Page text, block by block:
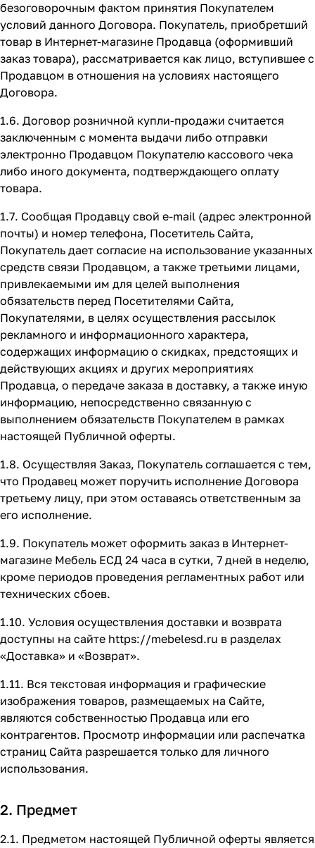
безоговорочным фактом принятия Покупателем
условий данного Договора. Покупатель, приобретший
товар в Интернет-магазине Продавца (оформивший
заказ товара), рассматривается как лицо, вступившее с
Продавцом в отношения на условиях настоящего
Договора.
1.6. Договор розничной купли-продажи считается
заключенным с момента выдачи либо отправки
электронно Продавцом Покупателю кассового чека
либо иного документа, подтверждающего оплату
товара.
1.7. Сообщая Продавцу свой e-mail (адрес электронной
почты) и номер телефона, Посетитель Сайта,
Покупатель дает согласие на использование указанных
средств связи Продавцом, а также третьими лицами,
привлекаемыми им для целей выполнения
обязательств перед Посетителями Сайта,
Покупателями, в целях осуществления рассылок
рекламного и информационного характера,
содержащих информацию о скидках, предстоящих и
действующих акциях и других мероприятиях
Продавца, о передаче заказа в доставку, а также иную
информацию, непосредственно связанную с
выполнением обязательств Покупателем в рамках
настоящей Публичной оферты.
1.8. Осуществляя Заказ, Покупатель соглашается с тем,
что Продавец может поручить исполнение Договора
третьему лицу, при этом оставаясь ответственным за
его исполнение.
1.9. Покупатель может оформить заказ в Интернет-
магазине Мебель ЕСД 24 часа в сутки, 7 дней в неделю,
кроме периодов проведения регламентных работ или
технических сбоев.
1.10. Условия осуществления доставки и возврата
доступны на сайте https://mebelesd.ru в разделах
«Доставка» и «Возврат».
1.11. Вся текстовая информация и графические
изображения товаров, размещаемых на Сайте,
являются собственностью Продавца или его
контрагентов. Просмотр информации или распечатка
страниц Сайта разрешается только для личного
использования.
2. Предмет
2.1. Предметом настоящей Публичной оферты является